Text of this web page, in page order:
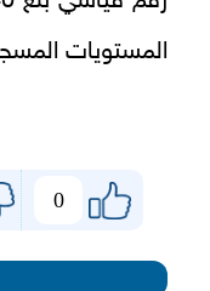
المستويات
0